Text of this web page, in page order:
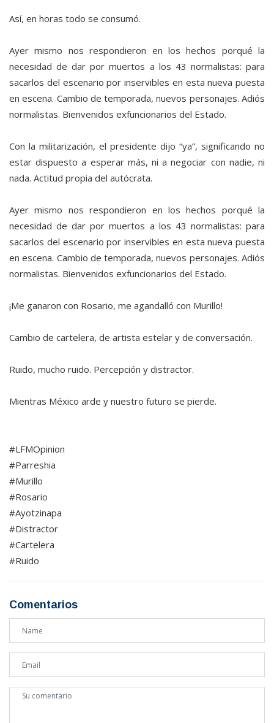
Así, en horas todo se consumó.
Ayer mismo nos respondieron en los hechos porqué la
necesidad de dar por muertos a los 43 normalistas: para
sacarlos del escenario por inservibles en esta nueva puesta
en escena. Cambio de temporada, nuevos personajes. Adiós
normalistas. Bienvenidos exfuncionarios del Estado.
Con la militarización, el presidente dijo “ya”, significando no
estar dispuesto a esperar más, ni a negociar con nadie, ni
nada. Actitud propia del autócrata.
Ayer mismo nos respondieron en los hechos porqué la
necesidad de dar por muertos a los 43 normalistas: para
sacarlos del escenario por inservibles en esta nueva puesta
en escena. Cambio de temporada, nuevos personajes. Adiós
normalistas. Bienvenidos exfuncionarios del Estado.
¡Me ganaron con Rosario, me agandalló con Murillo!
Cambio de cartelera, de artista estelar y de conversación.
Ruido, mucho ruido. Percepción y distractor.
Mientras México arde y nuestro futuro se pierde.
#LFMOpinion
#Parreshia
#Murillo
#Rosario
#Ayotzinapa
#Distractor
#Cartelera
#Ruido
Comentarios